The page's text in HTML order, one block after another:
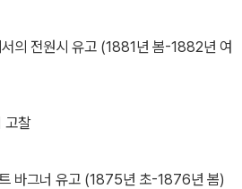
의 전원시 유고 (1881년 봄-1882년 여
고찰
바그너 유고 (1875년 초-1876년 봄)